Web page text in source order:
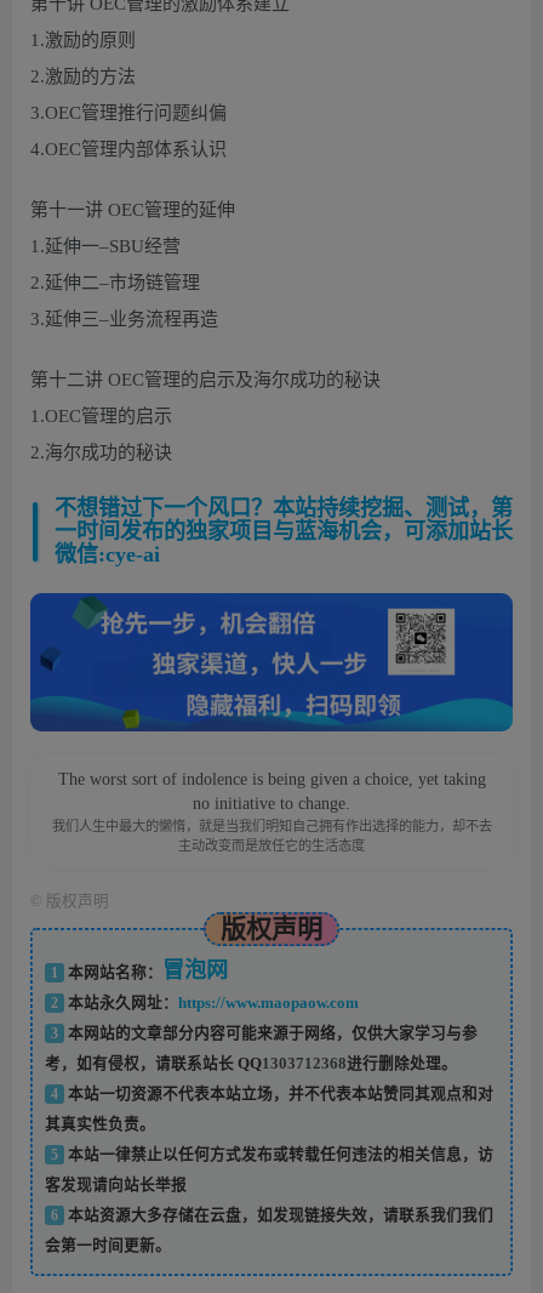
1.激励的原则
2.激励的方法
3.OEC管理推行问题纠偏
4.OEC管理内部体系认识
第十一讲 OEC管理的延伸
1.延伸一–SBU经营
2.延伸二–市场链管理
3.延伸三–业务流程再造
第十二讲 OEC管理的启示及海尔成功的秘诀
1.OEC管理的启示
2.海尔成功的秘诀
不想错过下一个风口？本站持续挖掘、测试，第
一时间发布的独家项目与蓝海机会，可添加站长
微信:cye-ai
The worst sort of indolence is being given a choice, yet taking
no initiative to change.
我们人生中最大的懒惰，就是当我们明知自己拥有作出选择的能力，却不去
主动改变而是放任它的生活态度
版权声明
版权声明
1 本网站名称： 冒泡网
2 本站永久网址： https://www.maopaow.com
3
本网站的文章部分内容可能来源于网络，仅供大家学习与参
考，如有侵权，请联系站长 QQ1303712368进行删除处理。
4
本站一切资源不代表本站立场，并不代表本站赞同其观点和对
其真实性负责。
5
本站一律禁止以任何方式发布或转载任何违法的相关信息，访
客发现请向站长举报
6
本站资源大多存储在云盘，如发现链接失效，请联系我们我们
会第一时间更新。